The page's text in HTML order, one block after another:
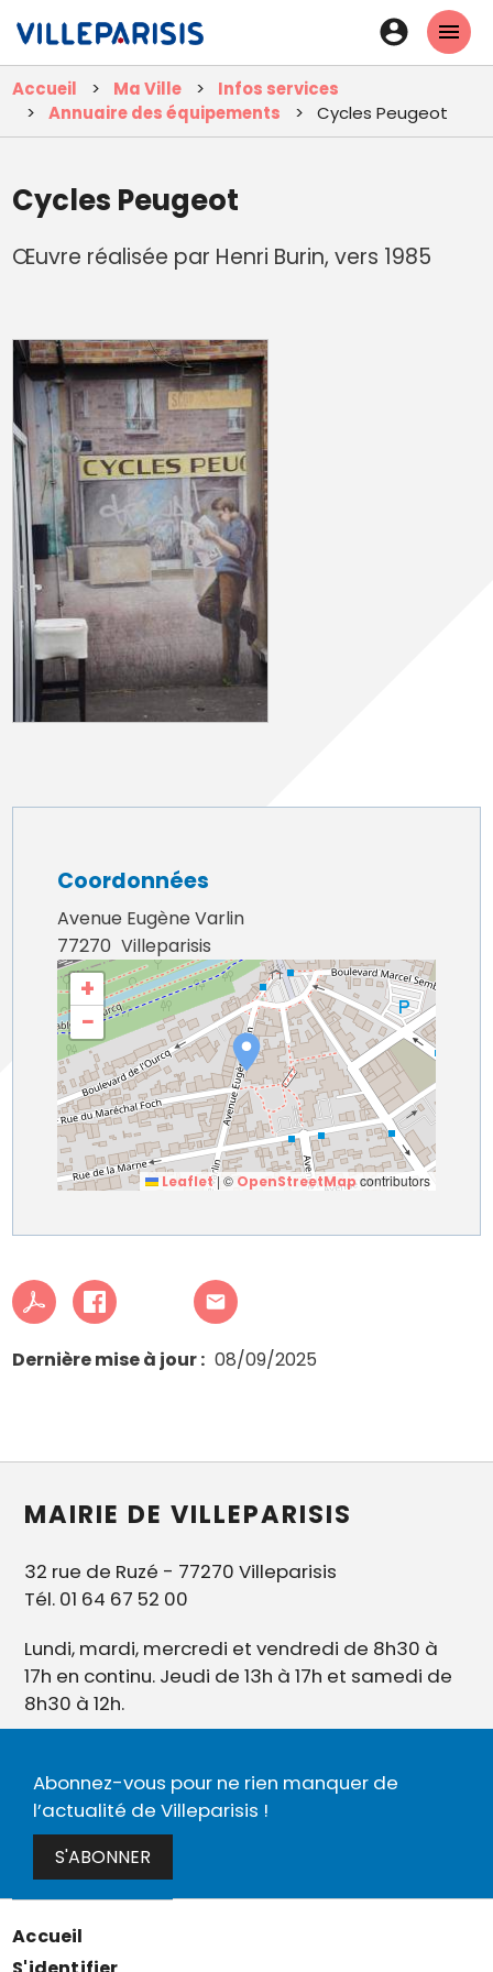
contenu
principal
En-
tête
-
Accueil Ma Ville
Infos services
Annuaire des équipements
Cycles Peugeot
Cycles Peugeot
Œuvre réalisée par Henri Burin, vers 1985
Coordonnées
Avenue Eugène Varlin
77270 Villeparisis
+
−
Leaflet| © OpenStreetMapcontributors
Dernière mise à jour 08/09/2025
MAIRIE DE VILLEPARISIS
32 rue de Ruzé - 77270 Villeparisis
Tél. 01 64 67 52 00
Lundi, mardi, mercredi et vendredi de 8h30 à
17h en continu. Jeudi de 13h à 17h et samedi de
8h30 à 12h.
Abonnez-vous pour ne rien manquer de
l’actualité de Villeparisis !
S'ABONNER
Menu
Accueil